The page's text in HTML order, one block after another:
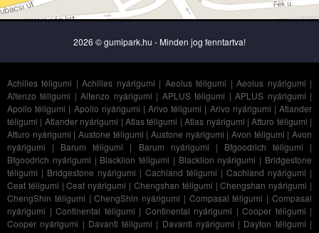
2026 © gumipark.hu - Minden jog fenntartva!
Achilles téligumi |Achilles nyárigumi | Aeolus téligumi |Aeolus nyárigumi |
Altenzo téligumi |Altenzo nyárigumi | APLUS téligumi |APLUS nyárigumi |
Apollo téligumi | Apollo nyárigumi |Arivo téligumi | Arivo nyárigumi |Atlander
téligumi | Atlander nyárigumi | Atlas téligumi |Atlas nyárigumi |Atturo téligumi |
Atturo nyárigumi |Austone téligumi |Austone nyárigumi |Avon téligumi |Avon
nyárigumi | Barum téligumi | Barum nyárigumi | Bfgoodrich téligumi |
Bfgoodrich nyárigumi | Blacklion téligumi | Blacklion nyárigumi | Bridgestone
téligumi | Bridgestone nyárigumi | Cachland téligumi | Cachland nyárigumi |
Ceat téligumi |Ceat nyárigumi | Chengshan téligumi |Chengshan nyárigumi |
ChengShin téligumi |ChengShin nyárigumi | Compasal téligumi |Compasal
nyárigumi | Continental téligumi | Continental nyárigumi | Cooper téligumi |
Cooper nyárigumi | Davanti téligumi | Davanti nyárigumi | Dayton téligumi |